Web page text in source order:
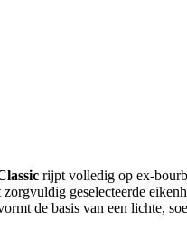
rijpt volledig op ex-
geselecteerde
de basis van een lichte,